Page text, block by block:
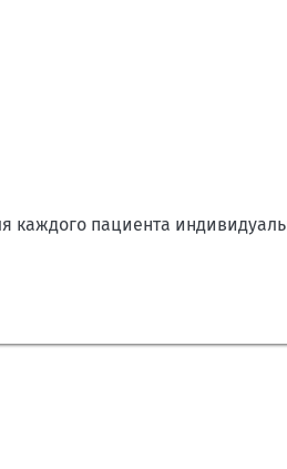
каждого пациента